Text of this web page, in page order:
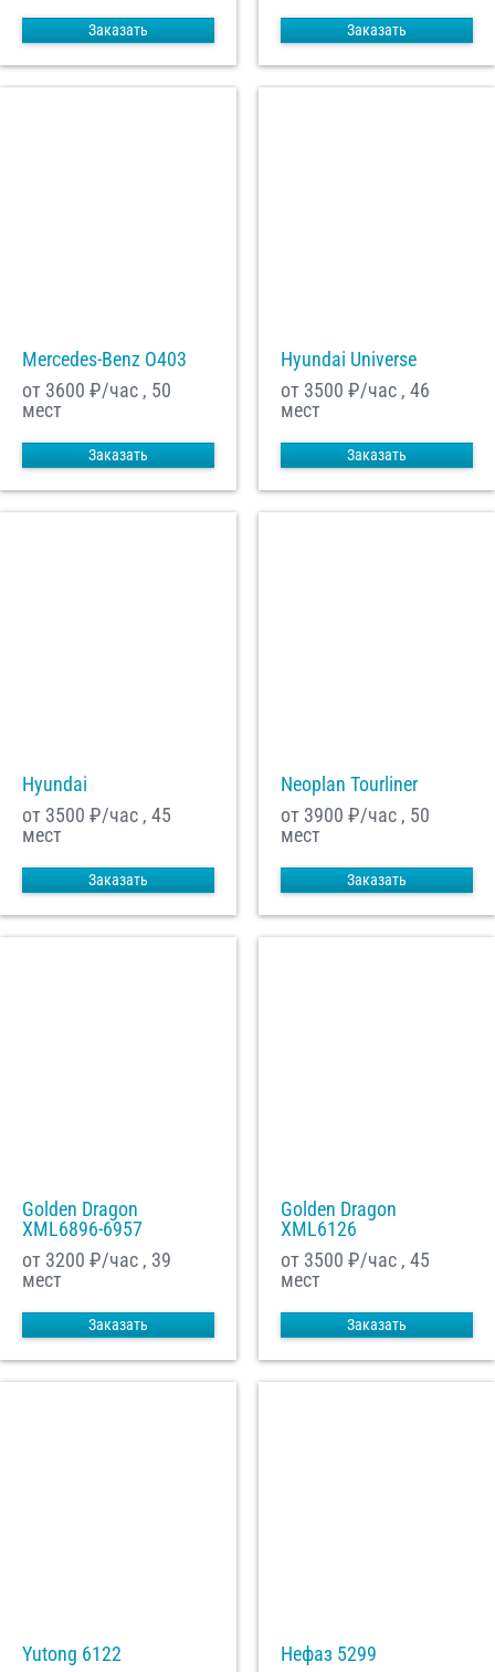
Заказать Заказать
Mercedes-Benz О403
от 3600 ₽/час , 50
мест
Заказать
Hyundai Universe
от 3500 ₽/час , 46
мест
Заказать
Hyundai
от 3500 ₽/час , 45
мест
Заказать
Neoplan Tourliner
от 3900 ₽/час , 50
мест
Заказать
Golden Dragon
XML6896-6957
от 3200 ₽/час , 39
мест
Заказать
Golden Dragon
XML6126
от 3500 ₽/час , 45
мест
Заказать
Yutong 6122
Нефаз 5299